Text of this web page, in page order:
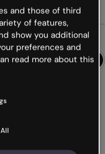
and those of third
of features,
show you additional
preferences and
read more about this